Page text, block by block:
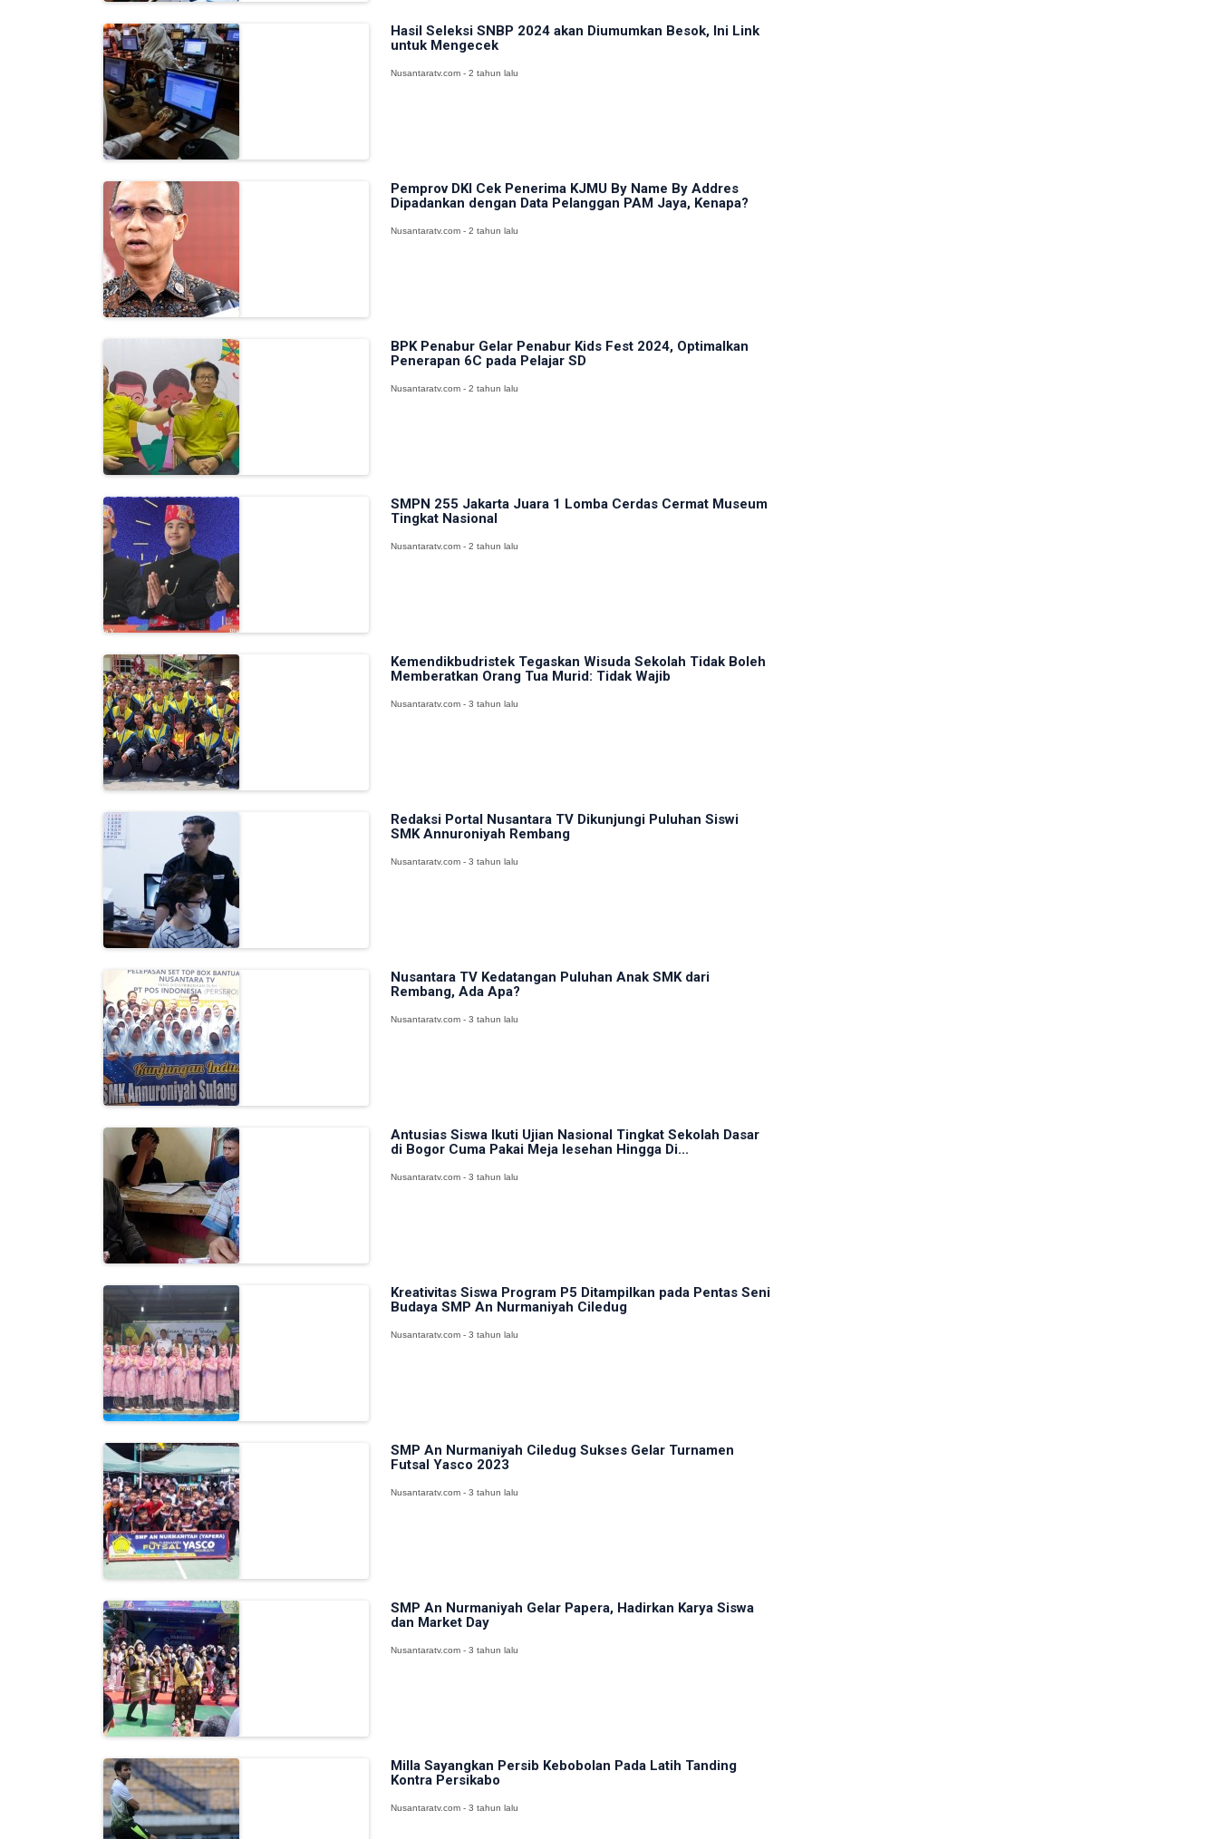
Hasil Seleksi SNBP 2024 akan Diumumkan Besok, Ini Link
untuk Mengecek
Nusantaratv.com - 2 tahun lalu
Pemprov DKI Cek Penerima KJMU By Name By Addres
Dipadankan dengan Data Pelanggan PAM Jaya, Kenapa?
Nusantaratv.com - 2 tahun lalu
BPK Penabur Gelar Penabur Kids Fest 2024, Optimalkan
Penerapan 6C pada Pelajar SD
Nusantaratv.com - 2 tahun lalu
SMPN 255 Jakarta Juara 1 Lomba Cerdas Cermat Museum
Tingkat Nasional
Nusantaratv.com - 2 tahun lalu
Kemendikbudristek Tegaskan Wisuda Sekolah Tidak Boleh
Memberatkan Orang Tua Murid: Tidak Wajib
Nusantaratv.com - 3 tahun lalu
Redaksi Portal Nusantara TV Dikunjungi Puluhan Siswi
SMK Annuroniyah Rembang
Nusantaratv.com - 3 tahun lalu
Nusantara TV Kedatangan Puluhan Anak SMK dari
Rembang, Ada Apa?
Nusantaratv.com - 3 tahun lalu
Antusias Siswa Ikuti Ujian Nasional Tingkat Sekolah Dasar
di Bogor Cuma Pakai Meja lesehan Hingga Di...
Nusantaratv.com - 3 tahun lalu
Kreativitas Siswa Program P5 Ditampilkan pada Pentas Seni
Budaya SMP An Nurmaniyah Ciledug
Nusantaratv.com - 3 tahun lalu
SMP An Nurmaniyah Ciledug Sukses Gelar Turnamen
Futsal Yasco 2023
Nusantaratv.com - 3 tahun lalu
SMP An Nurmaniyah Gelar Papera, Hadirkan Karya Siswa
dan Market Day
Nusantaratv.com - 3 tahun lalu
Milla Sayangkan Persib Kebobolan Pada Latih Tanding
Kontra Persikabo
Nusantaratv.com - 3 tahun lalu